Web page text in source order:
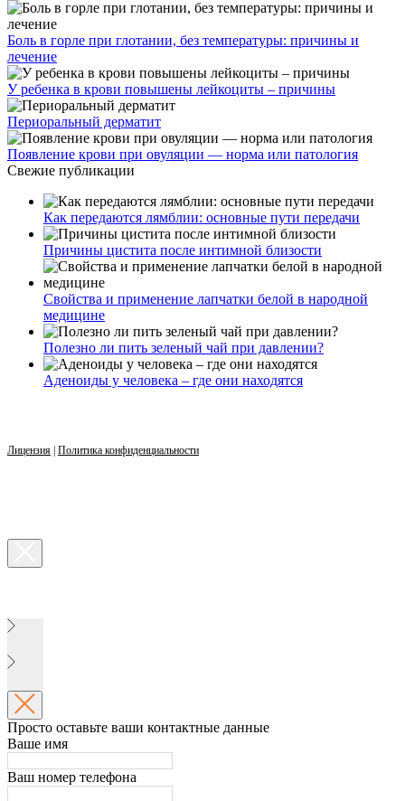
Боль в горле при глотании, без температуры: причины и
лечение
У ребенка в крови повышены лейкоциты – причины
Периоральный дерматит
Появление крови при овуляции — норма или патология
Свежие публикации
Как передаются лямблии: основные пути передачи
Причины цистита после интимной близости
Свойства и применение лапчатки белой в народной
медицине
Полезно ли пить зеленый чай при давлении?
Аденоиды у человека – где они находятся
Лицензия | Политика конфиденциальности
Просто оставьте ваши контактные данные
Ваше имя
Ваш номер телефона